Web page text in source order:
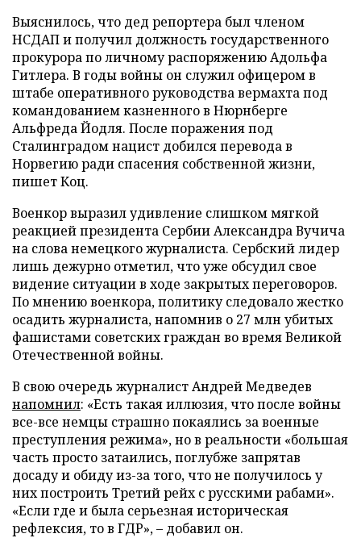
Выяснилось, что дед репортера был членом
НСДАП и получил должность государственного
прокурора по личному распоряжению Адольфа
Гитлера. В годы войны он служил офицером в
штабе оперативного руководства вермахта под
командованием казненного в Нюрнберге
Альфреда Йодля. После поражения под
Сталинградом нацист добился перевода в
Норвегию ради спасения собственной жизни,
пишет Коц.
Военкор выразил удивление слишком мягкой
реакцией президента Сербии Александра Вучича
на слова немецкого журналиста. Сербский лидер
лишь дежурно отметил, что уже обсудил свое
видение ситуации в ходе закрытых переговоров.
По мнению военкора, политику следовало жестко
осадить журналиста, напомнив о 27 млн убитых
фашистами советских граждан во время Великой
Отечественной войны.
В свою очередь журналист Андрей Медведев
напомнил: «Есть такая иллюзия, что после войны
все-все немцы страшно покаялись за военные
преступления режима», но в реальности «большая
часть просто затаились, поглубже запрятав
досаду и обиду из-за того, что не получилось у
них построить Третий рейх с русскими рабами».
«Если где и была серьезная историческая
рефлексия, то в ГДР», – добавил он.